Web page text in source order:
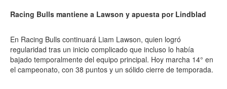
Racing Bulls mantiene a Lawson y apuesta por Lindblad
En Racing Bulls continuará Liam Lawson, quien logró
regularidad tras un inicio complicado que incluso lo había
bajado temporalmente del equipo principal. Hoy marcha 14° en
el campeonato, con 38 puntos y un sólido cierre de temporada.